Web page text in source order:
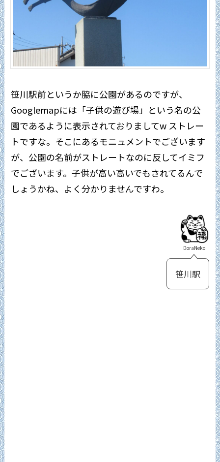
笹川駅前というか脇に公園があるのですが、
Googlemapには「子供の遊び場」という名の公
園であるように表示されておりましてw ストレー
トですな。そこにあるモニュメントでございます
が、公園の名前がストレートなのに反してイミフ
でございます。子供が高い高いでもされてるんで
しょうかね、よく分かりませんですわ。
DoraNeko
笹川駅